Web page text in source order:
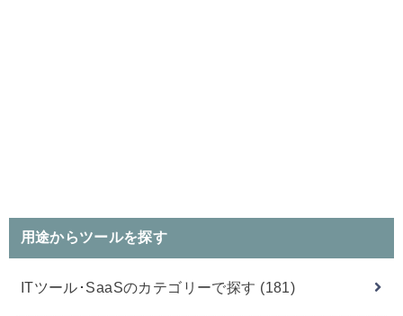
用途からツールを探す
ITツール･SaaSのカテゴリーで探す (181)